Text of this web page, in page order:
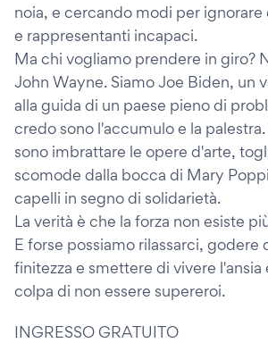
noia, e cercando modi per
e rappresentanti incapaci.
Ma chi vogliamo prendere in giro?
John Wayne. Siamo Joe Biden, un
alla guida di un paese pieno di
credo sono l'accumulo e la
sono imbrattare le opere d'arte,
scomode dalla bocca di Mary
capelli in segno di solidarietà.
La verità è che la forza non esiste
E forse possiamo rilassarci, godere
finitezza e smettere di vivere l'ansia
colpa di non essere supereroi.
INGRESSO GRATUITO